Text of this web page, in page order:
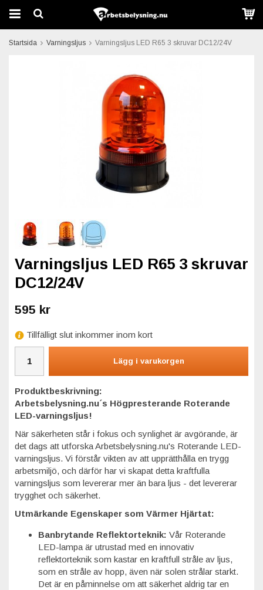
Startsida Varningsljus Varningsljus LED R65 3 skruvar DC12/24V
Varningsljus LED R65 3 skruvar
DC12/24V
595 kr
Tillfälligt slut inkommer inom kort
Lägg i varukorgen
Produktbeskrivning:
Arbetsbelysning.nu´s Högpresterande Roterande
LED-varningsljus!
När säkerheten står i fokus och synlighet är avgörande, är
det dags att utforska Arbetsbelysning.nu's Roterande LED-
varningsljus. Vi förstår vikten av att upprätthålla en trygg
arbetsmiljö, och därför har vi skapat detta kraftfulla
varningsljus som levererar mer än bara ljus - det levererar
trygghet och säkerhet.
Utmärkande Egenskaper som Värmer Hjärtat:
Banbrytande Reflektorteknik: Vår Roterande
LED-lampa är utrustad med en innovativ
reflektorteknik som kastar en kraftfull stråle av ljus,
som en stråle av hopp, även när solen strålar starkt.
Det är en påminnelse om att säkerhet aldrig tar en